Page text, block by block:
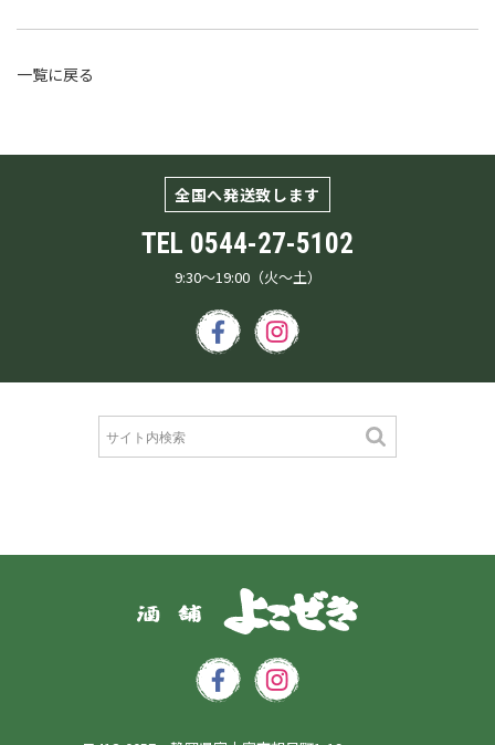
一覧に戻る
全国へ発送致します
TEL 0544-27-5102
9:30～19:00（火～土）